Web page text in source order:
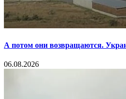
А потом они возвращаются.
06.08.2026